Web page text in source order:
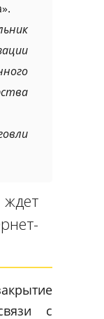
с